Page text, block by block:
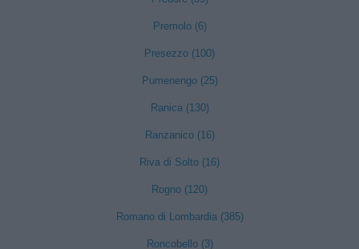
Premolo (6)
Presezzo (100)
Pumenengo (25)
Ranica (130)
Ranzanico (16)
Riva di Solto (16)
Rogno (120)
Romano di Lombardia (385)
Roncobello (3)